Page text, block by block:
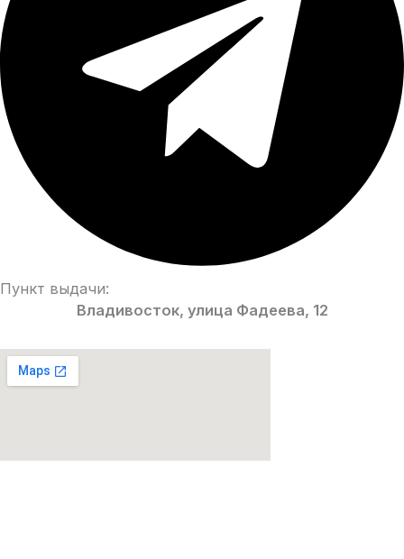
Пункт выдачи:
Владивосток, улица Фадеева, 12